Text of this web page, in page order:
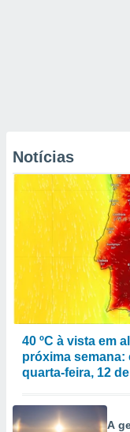
Notícias
40 ºC à vista em
próxima
quarta-feira, 12
A